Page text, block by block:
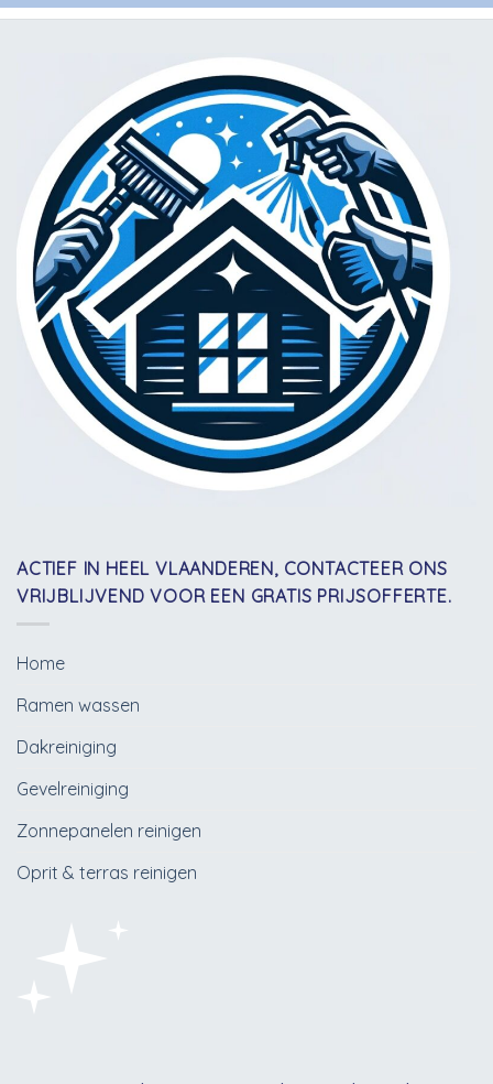
ACTIEF IN HEEL VLAANDEREN, CONTACTEER ONS
VRIJBLIJVEND VOOR EEN GRATIS PRIJSOFFERTE.
Home
Ramen wassen
Dakreiniging
Gevelreiniging
Zonnepanelen reinigen
Oprit & terras reinigen